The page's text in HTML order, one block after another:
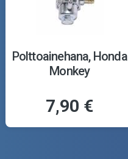
Polttoainehana, Honda
Monkey
7,90 €